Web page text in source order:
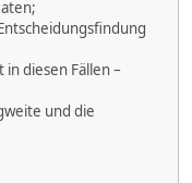
in diesen Fällen –
und die